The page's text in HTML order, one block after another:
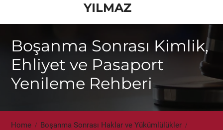
YILMAZ
Boşanma Sonrası Kimlik,
Ehliyet ve Pasaport
Yenileme Rehberi
Home
Boşanma Sonrası Haklar ve Yükümlülükler